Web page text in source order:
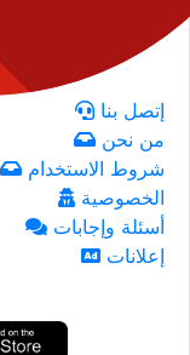
إتصل بنا
من نحن
شروط الاستخدام
الخصوصية
أسئلة وإجابات
إعلانات